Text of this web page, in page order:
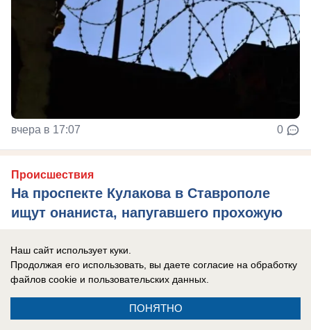
вчера в 17:07 0
Происшествия
На проспекте Кулакова в Ставрополе
ищут онаниста, напугавшего прохожую
Наш сайт использует куки.
Продолжая его использовать, вы даете согласие на обработку
файлов cookie и пользовательских данных.
ПОНЯТНО